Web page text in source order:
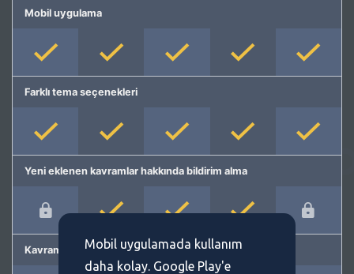
Mobil uygulama
Farklı tema seçenekleri
Yeni eklenen kavramlar hakkında bildirim alma
Kavram önermeMobil uygulamada kullanım
daha kolay. Google Play'e